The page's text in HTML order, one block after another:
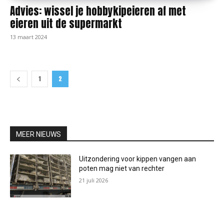
Advies: wissel je hobbykipeieren af met
eieren uit de supermarkt
13 maart 2024
1 2
MEER NIEUWS
Uitzondering voor kippen vangen aan
poten mag niet van rechter
21 juli 2026